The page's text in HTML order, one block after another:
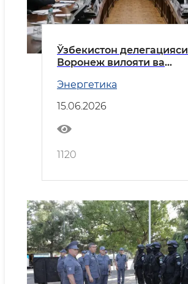
Ўзбекистон делегацияси
Воронеж вилояти ва
Энергетика
15.06.2026
1120